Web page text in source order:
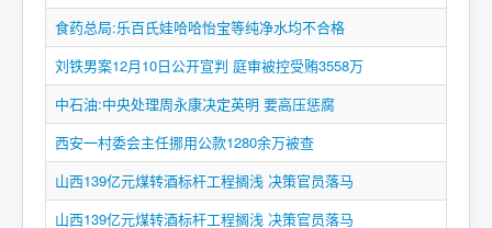
商业地产
股票期货
游戏
汽车家居
要闻
当前位置： 首页 财经要闻
食药总局:乐百氏娃哈哈怡宝等纯净水均不合格
刘铁男案12月10日公开宣判 庭审被控受贿3558万
中石油:中央处理周永康决定英明 要高压惩腐
西安一村委会主任挪用公款1280余万被查
山西139亿元煤转酒标杆工程搁浅 决策官员落马
山西139亿元煤转酒标杆工程搁浅 决策官员落马